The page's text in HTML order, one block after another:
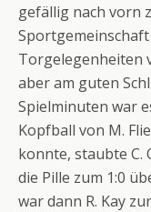
gefällig nach vorn
Torgelegenheiten
aber am guten
Spielminuten war
Kopfball von M.
konnte, staubte C.
die Pille zum 1:0
war dann R. Kay